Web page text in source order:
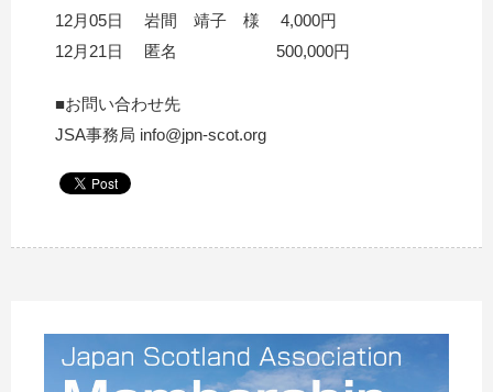
12月05日 岩間 靖子 様 4,000円
12月21日 匿名 500,000円
■お問い合わせ先
JSA事務局 info@jpn-scot.org